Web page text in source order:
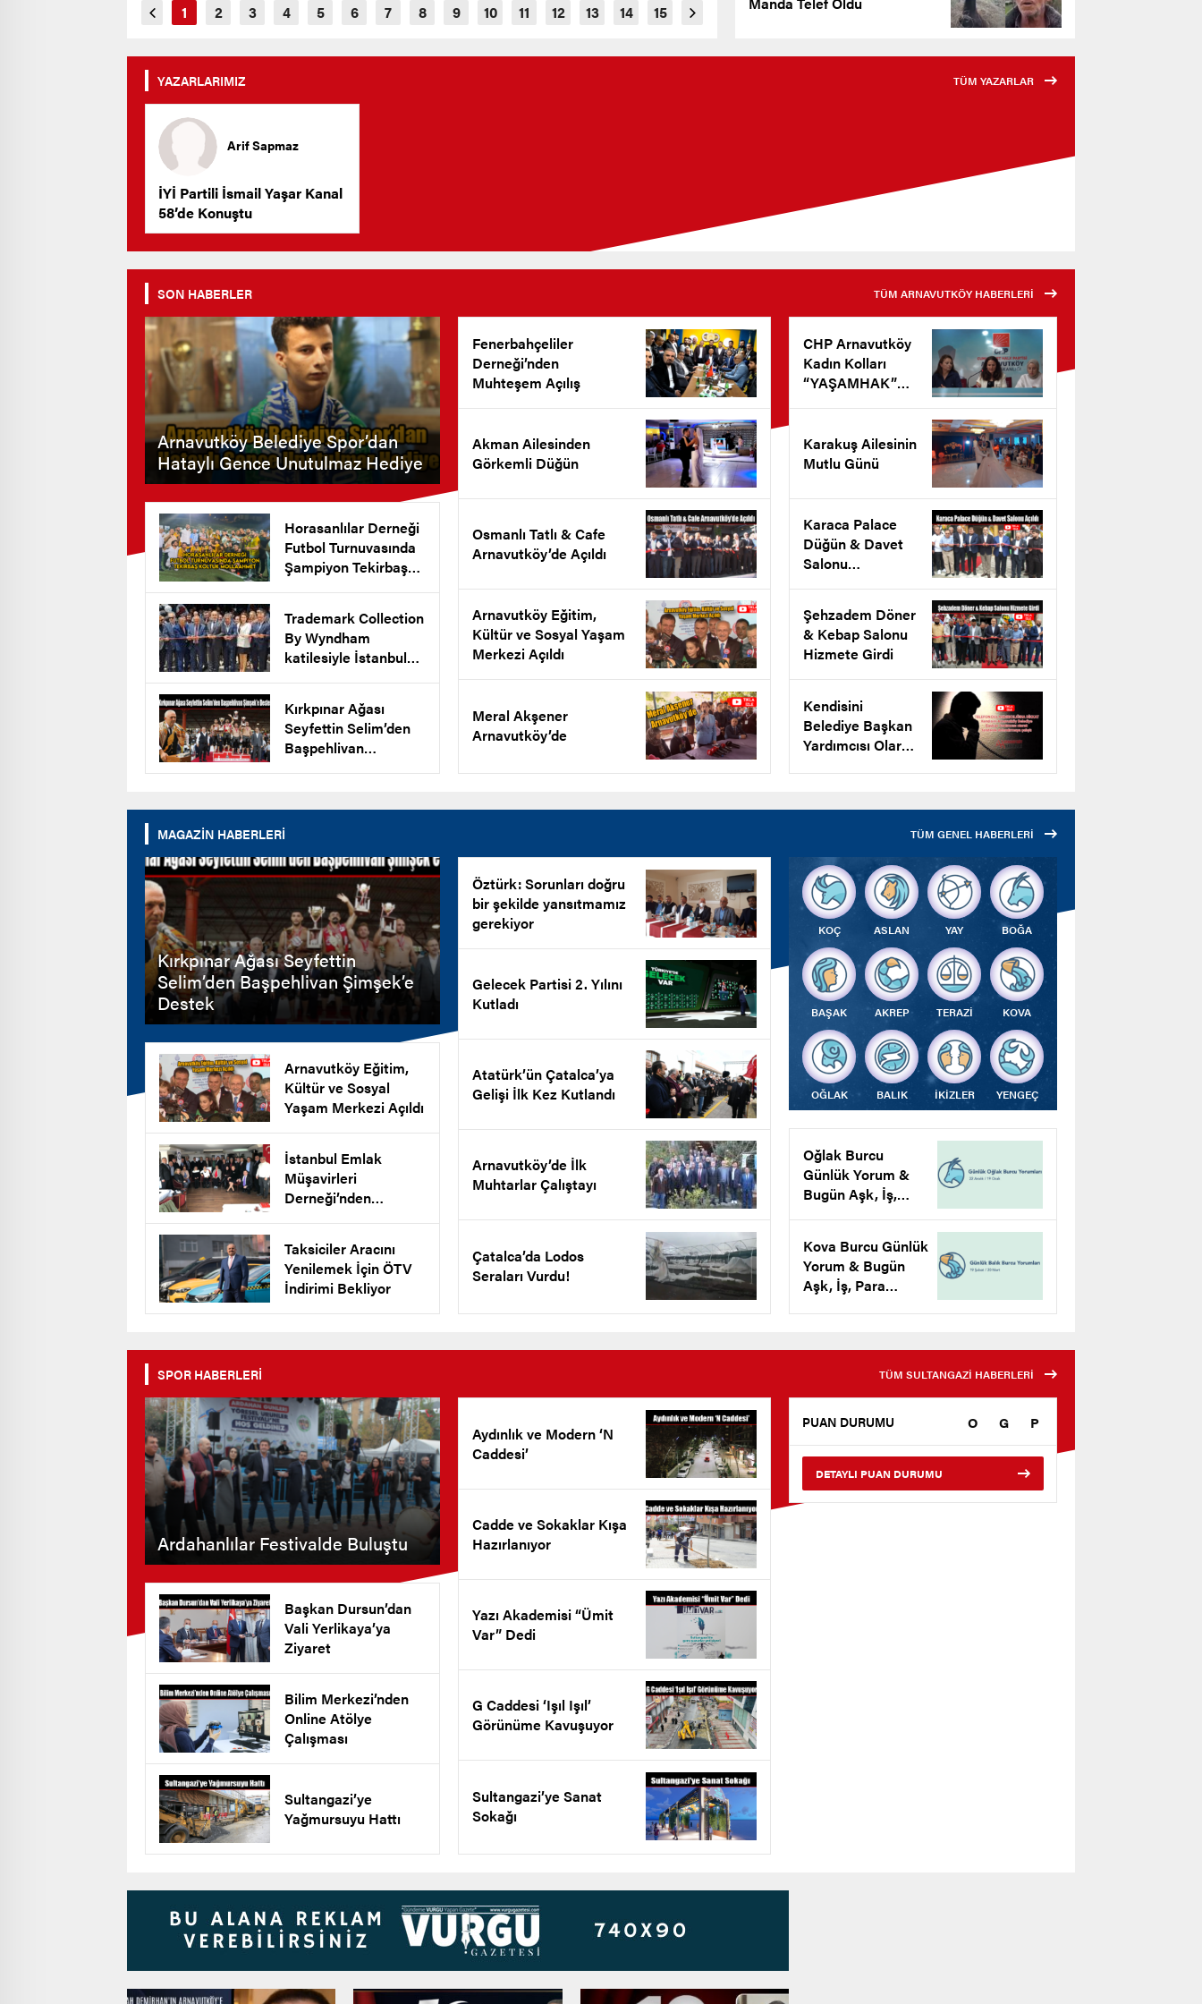
YAZARLARIMIZ TÜM YAZARLAR
Arif Sapmaz
İYİ Partili İsmail Yaşar Kanal
58’de Konuştu
SON HABERLER TÜM ARNAVUTKÖY HABERLERİ
Arnavutköy Belediye Spor’dan
Hataylı Gence Unutulmaz Hediye
Horasanlılar Derneği
Futbol Turnuvasında
Şampiyon Tekirbaş
Trademark Collection
By Wyndham
katilesiyle İstanbul
Kırkpınar Ağası
Seyfettin Selim’den
Başpehlivan
Fenerbahçeliler
Derneği’nden
Muhteşem Açılış
Akman Ailesinden
Görkemli Düğün
Osmanlı Tatlı & Cafe
Arnavutköy’de Açıldı
Arnavutköy Eğitim,
Kültür ve Sosyal Yaşam
Merkezi Açıldı
Meral Akşener
Arnavutköy’de
CHP Arnavutköy
Kadın Kolları
“YAŞAMHAK”
Karakuş Ailesinin
Mutlu Günü
Karaca Palace
Düğün & Davet
Salonu
Şehzadem Döner
& Kebap Salonu
Hizmete Girdi
Kendisini
Belediye Başkan
Yardımcısı Olarak
MAGAZİN HABERLERİ TÜM GENEL HABERLERİ
Kırkpınar Ağası Seyfettin
Selim’den Başpehlivan Şimşek’e
Destek
Arnavutköy Eğitim,
Kültür ve Sosyal
Yaşam Merkezi Açıldı
İstanbul Emlak
Müşavirleri
Derneği’nden
Taksiciler Aracını
Yenilemek İçin ÖTV
İndirimi Bekliyor
Öztürk: Sorunları doğru
bir şekilde yansıtmamız
gerekiyor
Gelecek Partisi 2. Yılını
Kutladı
Atatürk’ün Çatalca’ya
Gelişi İlk Kez Kutlandı
Arnavutköy’de İlk
Muhtarlar Çalıştayı
Çatalca’da Lodos
Seraları Vurdu!
KOÇ ASLAN YAY BOĞA
BAŞAK AKREP TERAZİ KOVA
OĞLAK BALIK İKİZLER YENGEÇ
Oğlak Burcu
Günlük Yorum &
Bugün Aşk, İş,
Kova Burcu Günlük
Yorum & Bugün
Aşk, İş, Para
SPOR HABERLERİ TÜM SULTANGAZİ HABERLERİ
Ardahanlılar Festivalde Buluştu
Başkan Dursun’dan
Vali Yerlikaya’ya
Ziyaret
Bilim Merkezi’nden
Online Atölye
Çalışması
Sultangazi’ye
Yağmursuyu Hattı
Aydınlık ve Modern ‘N
Caddesi’
Cadde ve Sokaklar Kışa
Hazırlanıyor
Yazı Akademisi “Ümit
Var” Dedi
G Caddesi ‘Işıl Işıl’
Görünüme Kavuşuyor
Sultangazi’ye Sanat
Sokağı
PUAN DURUMU O G P
DETAYLI PUAN DURUMU